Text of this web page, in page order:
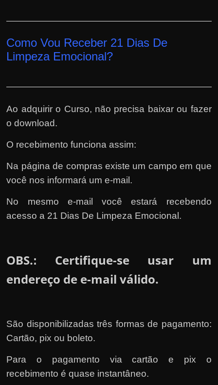
Como Vou Receber 21 Dias De
Limpeza Emocional?
Ao adquirir o Curso, não precisa baixar ou fazer
o download.
O recebimento funciona assim:
Na página de compras existe um campo em que
você nos informará um e-mail.
No mesmo e-mail você estará recebendo
acesso a 21 Dias De Limpeza Emocional.
OBS.:
Certifique-se usar um
endereço de e-mail válido.
São disponibilizadas três formas de pagamento:
Cartão, pix ou boleto.
Para o pagamento via cartão e pix o
recebimento é quase instantâneo.